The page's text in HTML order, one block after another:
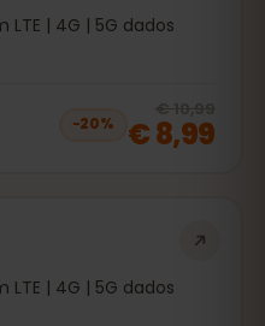
| 4G | 5G dados
−20%
€ 10,99
€ 8,99
| 4G | 5G dados